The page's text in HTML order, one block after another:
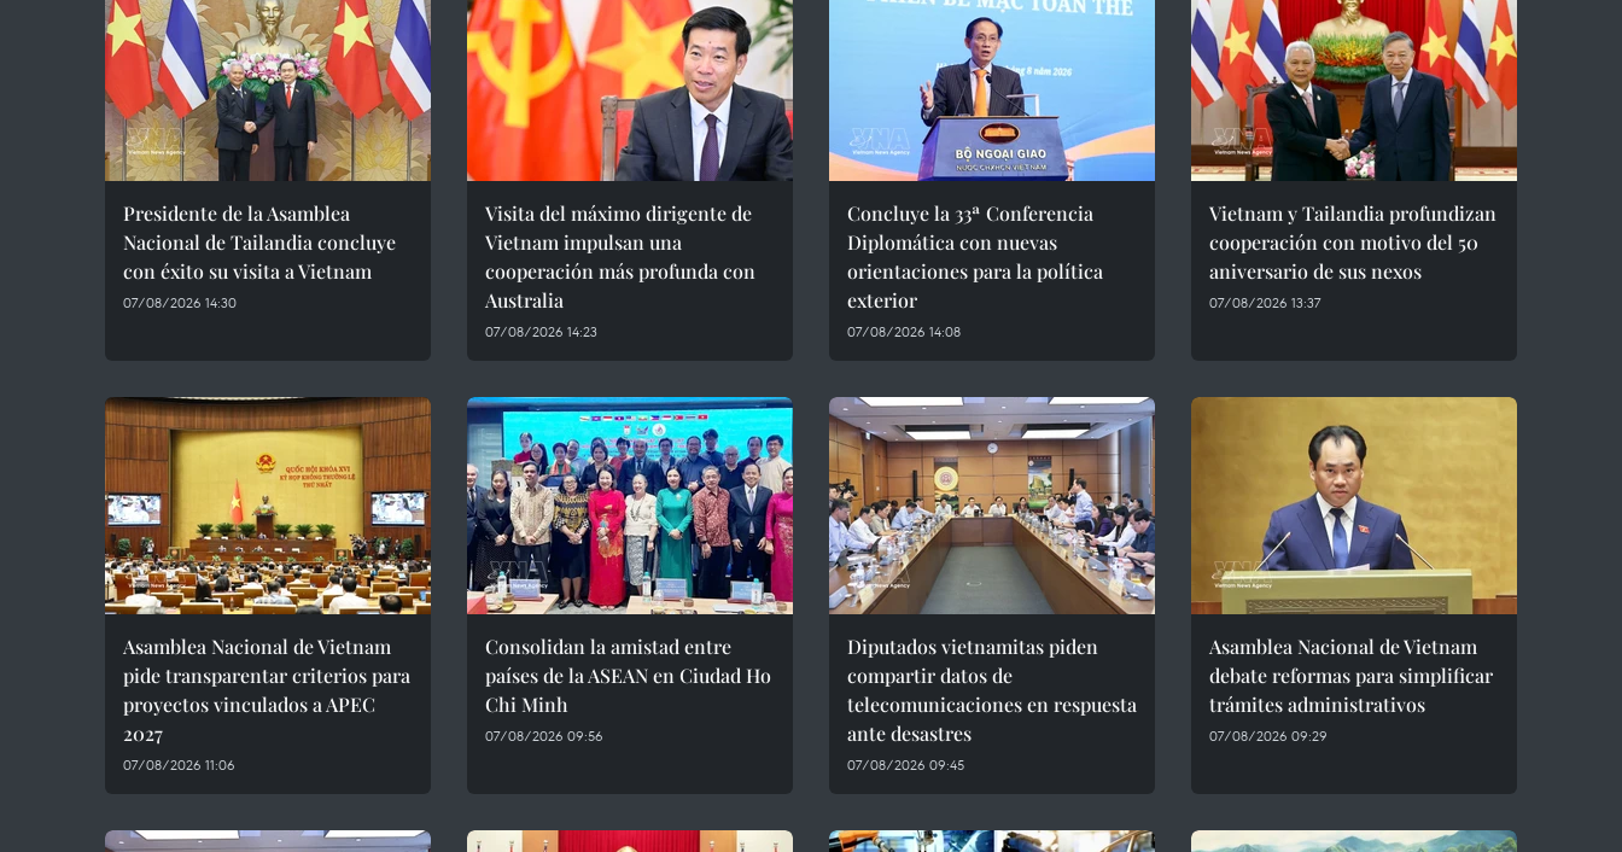
Presidente de la Asamblea
Nacional de Tailandia concluye
con éxito su visita a Vietnam
07/08/2026 14:30
Visita del máximo dirigente de
Vietnam impulsan una
cooperación más profunda con
Australia
07/08/2026 14:23
Concluye la 33ª Conferencia
Diplomática con nuevas
orientaciones para la política
exterior
07/08/2026 14:08
Vietnam y Tailandia profundizan
cooperación con motivo del 50
aniversario de sus nexos
07/08/2026 13:37
Asamblea Nacional de Vietnam
pide transparentar criterios para
proyectos vinculados a APEC
2027
07/08/2026 11:06
Consolidan la amistad entre
países de la ASEAN en Ciudad Ho
Chi Minh
07/08/2026 09:56
Diputados vietnamitas piden
compartir datos de
telecomunicaciones en respuesta
ante desastres
07/08/2026 09:45
Asamblea Nacional de Vietnam
debate reformas para simplificar
trámites administrativos
07/08/2026 09:29